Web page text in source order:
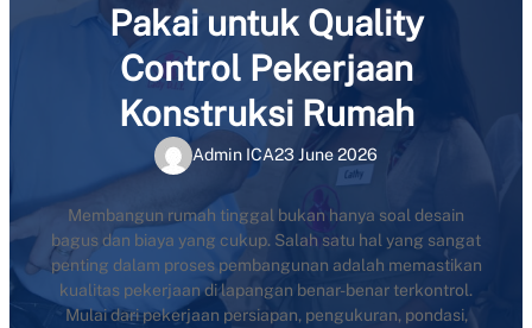
Pakai untuk Quality
Control Pekerjaan
Konstruksi Rumah
Admin ICA23 June 2026
Membangun rumah tinggal bukan hanya soal desain
bagus dan biaya yang cukup. Salah satu hal yang sangat
penting dalam proses pembangunan adalah memastikan
kualitas pekerjaan di lapangan benar-benar terkontrol.
Mulai dari pekerjaan persiapan, pengukuran, pondasi,